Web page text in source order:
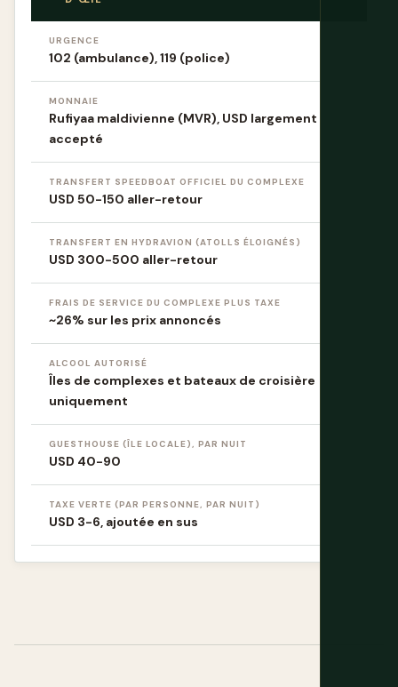
URGENCE
102 (ambulance), 119 (police)
MONNAIE
Rufiyaa maldivienne (MVR), USD largement
accepté
TRANSFERT SPEEDBOAT OFFICIEL DU COMPLEXE
USD 50-150 aller-retour
TRANSFERT EN HYDRAVION (ATOLLS ÉLOIGNÉS)
USD 300-500 aller-retour
FRAIS DE SERVICE DU COMPLEXE PLUS TAXE
~26% sur les prix annoncés
ALCOOL AUTORISÉ
Îles de complexes et bateaux de croisière
uniquement
GUESTHOUSE (ÎLE LOCALE), PAR NUIT
USD 40-90
TAXE VERTE (PAR PERSONNE, PAR NUIT)
USD 3-6, ajoutée en sus